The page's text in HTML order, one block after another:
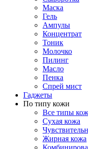
Маска
Гель
Ампулы
Концентрат
Тоник
Молочко
Пилинг
Масло
Пенка
Спрей мист
Гаджеты
По типу кожи
Все типы
Сухая кожа
Жирная кожа